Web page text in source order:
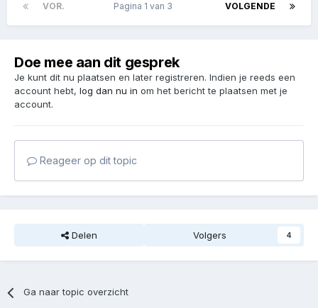
VOR. VOLGENDE
Pagina 1 van 3
Doe mee aan dit gesprek
Je kunt dit nu plaatsen en later registreren. Indien je reeds een
account hebt, log dan nu in om het bericht te plaatsen met je
account.
Reageer op dit topic
Delen Volgers 4
Ga naar topic overzicht